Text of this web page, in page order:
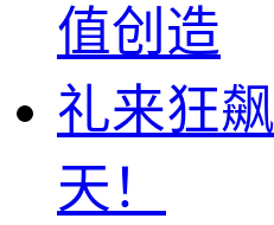
值创造
礼来狂
天！